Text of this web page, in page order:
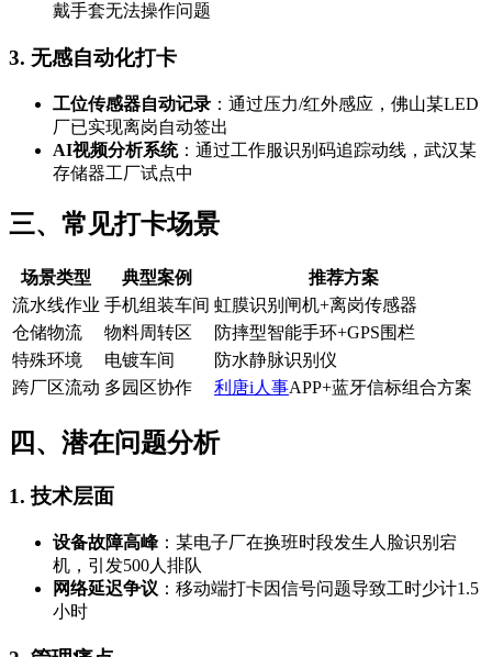
戴手套无法操作问题
3. 无感自动化打卡
工位传感器自动记录 ：通过压力/红外感应，佛山某LED
厂已实现离岗自动签出
AI视频分析系统：通过工作服识别码追踪动线，武汉某
存储器工厂试点中
三、常见打卡场景
场景类型 典型案例
推荐方案
流水线作业 手机组装车间 虹膜识别闸机+离岗传感器
仓储物流
物料周转区
防摔型智能手环+GPS围栏
特殊环境
电镀车间
防水静脉识别仪
跨厂区流动 多园区协作 利唐i人事APP+蓝牙信标组合方案
四、潜在问题分析
1. 技术层面
设备故障高峰：某电子厂在换班时段发生人脸识别宕
机，引发500人排队
网络延迟争议 ：移动端打卡因信号问题导致工时少计1.5
小时